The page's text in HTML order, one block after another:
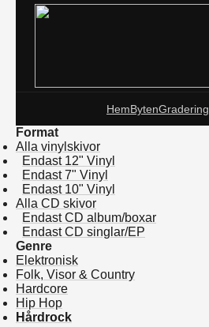
HemBytenGradering
Format
Alla vinylskivor
Endast 12" Vinyl
Endast 7" Vinyl
Endast 10" Vinyl
Alla CD skivor
Endast CD album/boxar
Endast CD singlar/EP
Genre
Elektronisk
Folk, Visor & Country
Hardcore
Hip Hop
Hårdrock